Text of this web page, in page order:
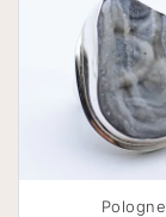
Pologne